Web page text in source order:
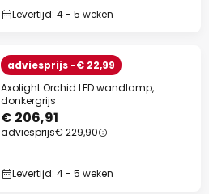
Levertijd: 4 - 5 weken
adviesprijs -€ 22,99
Axolight Orchid LED wandlamp,
donkergrijs
€ 206,91
adviesprijs€ 229,90
Levertijd: 4 - 5 weken